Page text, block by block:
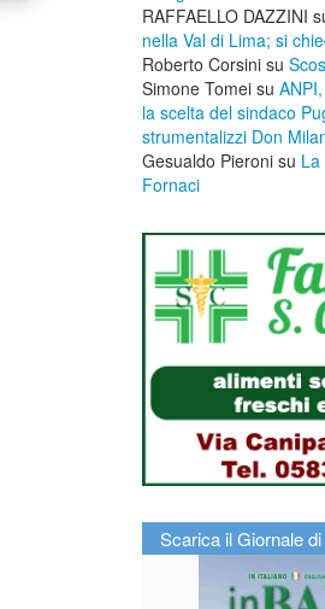
RAFFAELLO DAZZINI
nella Val di Lima; si
Roberto Corsini su
Simone Tomei su
la scelta del sindaco
strumentalizzi Don
Gesualdo Pieroni su
Fornaci
Scarica il Giornale